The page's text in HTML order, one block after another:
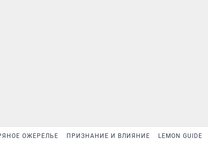
ОЖЕРЕЛЬЕ ПРИЗНАНИЕ И ВЛИЯНИЕ LEMON GUIDE